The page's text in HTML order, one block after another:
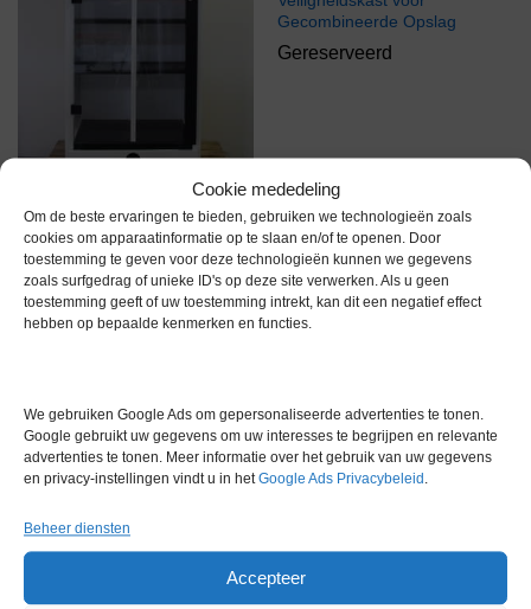
Cookie mededeling
Om de beste ervaringen te bieden, gebruiken we technologieën zoals
cookies om apparaatinformatie op te slaan en/of te openen. Door
toestemming te geven voor deze technologieën kunnen we gegevens
zoals surfgedrag of unieke ID's op deze site verwerken. Als u geen
toestemming geeft of uw toestemming intrekt, kan dit een negatief effect
hebben op bepaalde kenmerken en functies.
We gebruiken Google Ads om gepersonaliseerde advertenties te tonen.
Google gebruikt uw gegevens om uw interesses te begrijpen en relevante
advertenties te tonen. Meer informatie over het gebruik van uw gegevens
en privacy-instellingen vindt u in hetGoogle Ads Privacybeleid .
Beheer diensten
Accepteer
Erlab Captair Store chemical
cabinet AVPS 804
€1.699,00 excl. btw
Gecombineerde Opslag
Gereserveerd
Dupa Premium XL-V1
Prijs via offerte